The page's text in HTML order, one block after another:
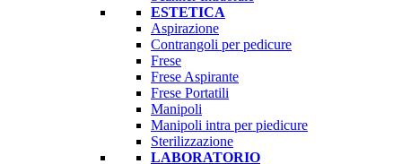
ESTETICA
Aspirazione
Contrangoli per pedicure
Frese
Frese Aspirante
Frese Portatili
Manipoli
Manipoli intra per piedicure
Sterilizzazione
LABORATORIO